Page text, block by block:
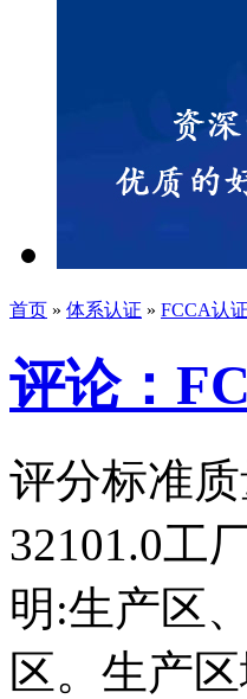
首页 » 体系认证 » FCCA认证
评论：
评分标准
32101.0工
明:生产区
区。生产